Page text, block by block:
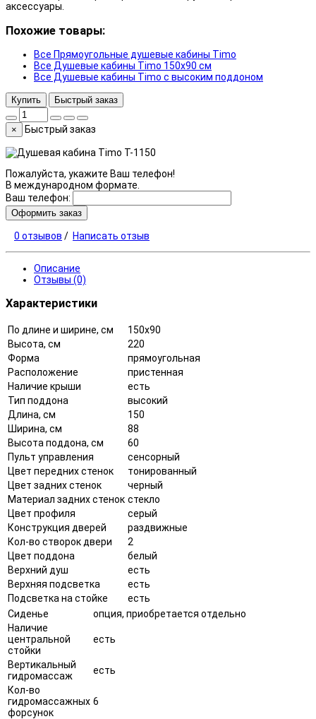
аксессуары.
Похожие товары:
Все Прямоугольные душевые кабины Timo
Все Душевые кабины Timo 150x90 см
Все Душевые кабины Timo с высоким поддоном
Купить Быстрый заказ
× Быстрый заказ
Пожалуйста, укажите Ваш телефон!
В международном формате.
Ваш телефон:
Оформить заказ
0 отзывов / Написать отзыв
Описание
Отзывы (0)
Характеристики
По длине и ширине, см
150x90
Высота, см
220
Форма
прямоугольная
Расположение
пристенная
Наличие крыши
есть
Тип поддона
высокий
Длина, см
150
Ширина, см
88
Высота поддона, см
60
Пульт управления
сенсорный
Цвет передних стенок
тонированный
Цвет задних стенок
черный
Материал задних стенок стекло
Цвет профиля
серый
Конструкция дверей
раздвижные
Кол-во створок двери
2
Цвет поддона
белый
Верхний душ
есть
Верхняя подсветка
есть
Подсветка на стойке
есть
Сиденье
опция, приобретается отдельно
Наличие
центральной
стойки
есть
Вертикальный
гидромассаж
есть
Кол-во
гидромассажных
форсунок
6